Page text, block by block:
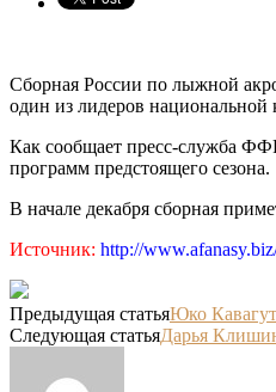
Сборная России по лыжной
один из лидеров
Как сообщает пресс-служба
программ предстоящего сезона.
В начале декабря сборная
Источник: http://
Предыдущая статьяЮко
Следующая статьяДарья